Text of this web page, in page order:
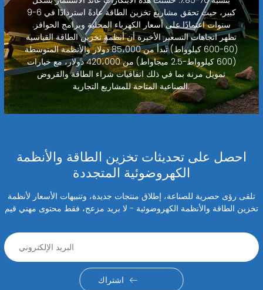
كبير، حيث تحقق مشاريع تخزين الطاقة عادةً استردادًا في 6-9
سنوات اعتمادًا على أسعار الكهرباء المحلية وبرامج الحوافز.
تظهر اتجاهات التسعير الأخيرة أن أنظمة تخزين الطاقة القياسية
(60-600 كيلوواط) تبدأ من 85،000 دولار والأنظمة المتوسطة
(600 كيلوواط-2.5 ميجاواط) من 420،000 دولار، مع خيارات
تمويل مرنة بما في ذلك اتفاقيات شراء الطاقة والقروض
الصناعية المتاحة للمشاريع التجارية.
احصل على تحديثات تخزين الطاقة والأنظمة
الكهروضوئية المتجددة
تلقى رؤى حصرية للصناعة، إطلاق منتجات جديدة، وتنبيهات الأسعار لأنظمة
تخزين الطاقة والأنظمة الكهروضوئية - لا بريد مزعج، فقط محتوى مهني قيم
اشتراك